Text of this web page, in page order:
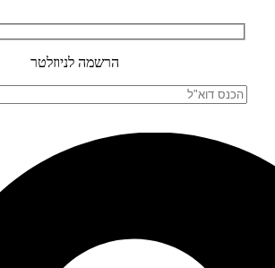
הרשמה לניוזלטר